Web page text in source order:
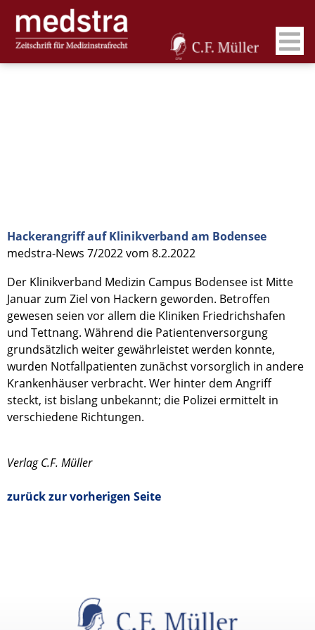
Hackerangriff auf Klinikverband am Bodensee
medstra-News 7/2022 vom 8.2.2022
Der Klinikverband Medizin Campus Bodensee ist Mitte
Januar zum Ziel von Hackern geworden. Betroffen
gewesen seien vor allem die Kliniken Friedrichshafen
und Tettnang. Während die Patientenversorgung
grundsätzlich weiter gewährleistet werden konnte,
wurden Notfallpatienten zunächst vorsorglich in andere
Krankenhäuser verbracht. Wer hinter dem Angriff
steckt, ist bislang unbekannt; die Polizei ermittelt in
verschiedene Richtungen.
Verlag C.F. Müller
zurück zur vorherigen Seite